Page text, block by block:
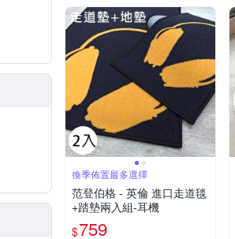
換季佈置最多選擇
范登伯格 - 英倫 進口走道毯
+踏墊兩入組-耳機
$759